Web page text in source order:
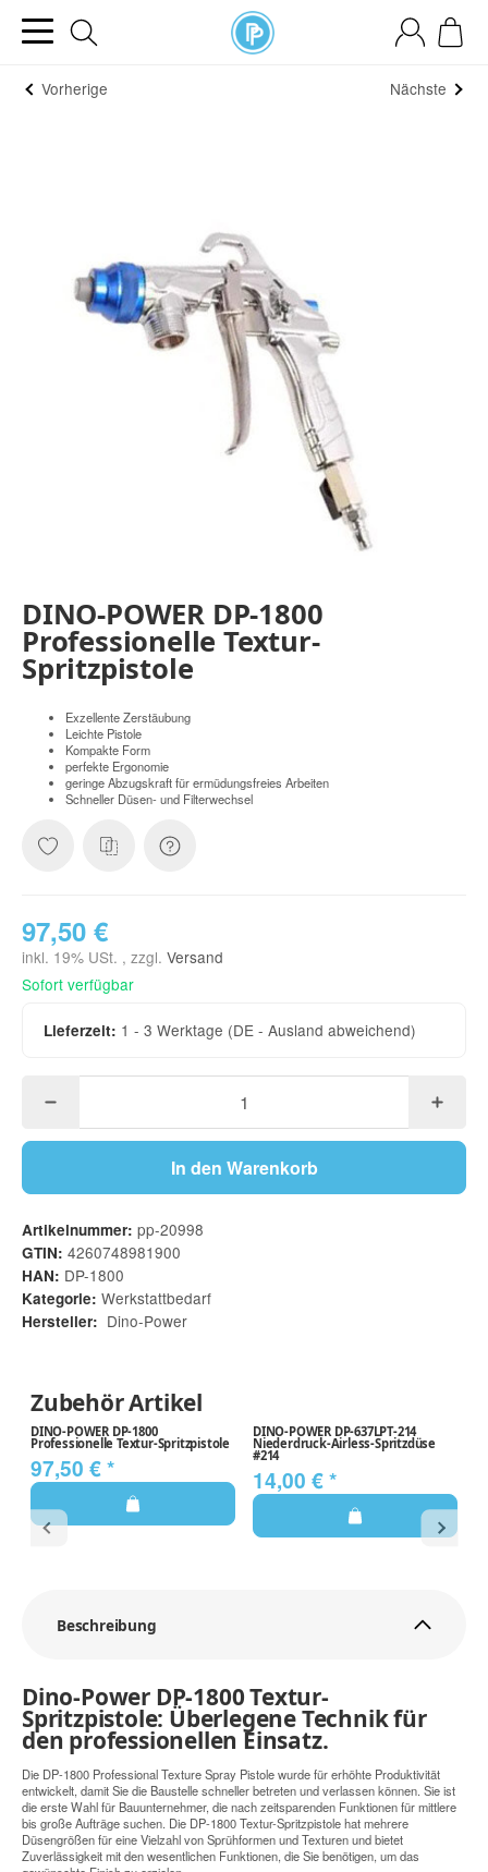
Vorherige Nächste
DINO-POWER DP-1800
Professionelle Textur-
Spritzpistole
Exzellente Zerstäubung
Leichte Pistole
Kompakte Form
perfekte Ergonomie
geringe Abzugskraft für ermüdungsfreies Arbeiten
Schneller Düsen- und Filterwechsel
97,50 €
inkl. 19% USt. , zzgl. Versand
Sofort verfügbar
Lieferzeit: 1 - 3 Werktage (DE - Ausland abweichend)
In den Warenkorb
Artikelnummer: pp-20998
GTIN: 4260748981900
HAN: DP-1800
Kategorie: Werkstattbedarf
Hersteller: Dino-Power
Zubehör Artikel
DINO-POWER DP-1800
Professionelle Textur-Spritzpistole
97,50 €*
DINO-POWER DP-637LPT-214
Niederdruck-Airless-Spritzdüse
#214
14,00 €*
Beschreibung
Dino-Power DP-1800 Textur-
Spritzpistole: Überlegene Technik für
den professionellen Einsatz.
Die DP-1800 Professional Texture Spray Pistole wurde für erhöhte Produktivität
entwickelt, damit Sie die Baustelle schneller betreten und verlassen können. Sie ist
die erste Wahl für Bauunternehmer, die nach zeitsparenden Funktionen für mittlere
bis große Aufträge suchen. Die DP-1800 Textur-Spritzpistole hat mehrere
Düsengrößen für eine Vielzahl von Sprühformen und Texturen und bietet
Zuverlässigkeit mit den wesentlichen Funktionen, die Sie benötigen, um das